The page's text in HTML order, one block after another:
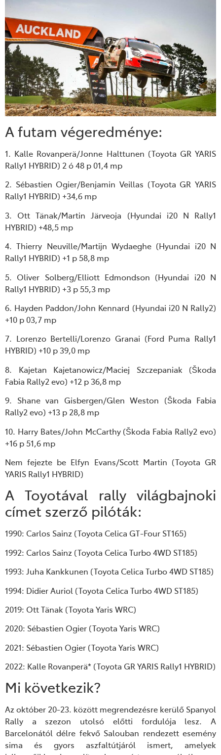
A futam végeredménye:
1. Kalle Rovanperä/Jonne Halttunen (Toyota GR YARIS
Rally1 HYBRID) 2 ó 48 p 01,4 mp
2. Sébastien Ogier/Benjamin Veillas (Toyota GR YARIS
Rally1 HYBRID) +34,6 mp
3. Ott Tänak/Martin Järveoja (Hyundai i20 N Rally1
HYBRID) +48,5 mp
4. Thierry Neuville/Martijn Wydaeghe (Hyundai i20 N
Rally1 HYBRID) +1 p 58,8 mp
5. Oliver Solberg/Elliott Edmondson (Hyundai i20 N
Rally1 HYBRID) +3 p 55,3 mp
6. Hayden Paddon/John Kennard (Hyundai i20 N Rally2)
+10 p 03,7 mp
7. Lorenzo Bertelli/Lorenzo Granai (Ford Puma Rally1
HYBRID) +10 p 39,0 mp
8. Kajetan Kajetanowicz/Maciej Szczepaniak (Škoda
Fabia Rally2 evo) +12 p 36,8 mp
9. Shane van Gisbergen/Glen Weston (Škoda Fabia
Rally2 evo) +13 p 28,8 mp
10. Harry Bates/John McCarthy (Škoda Fabia Rally2 evo)
+16 p 51,6 mp
Nem fejezte be Elfyn Evans/Scott Martin (Toyota GR
YARIS Rally1 HYBRID)
A Toyotával rally világbajnoki
címet szerző pilóták:
1990: Carlos Sainz (Toyota Celica GT-Four ST165)
1992: Carlos Sainz (Toyota Celica Turbo 4WD ST185)
1993: Juha Kankkunen (Toyota Celica Turbo 4WD ST185)
1994: Didier Auriol (Toyota Celica Turbo 4WD ST185)
2019: Ott Tänak (Toyota Yaris WRC)
2020: Sébastien Ogier (Toyota Yaris WRC)
2021: Sébastien Ogier (Toyota Yaris WRC)
2022: Kalle Rovanperä* (Toyota GR YARIS Rally1 HYBRID)
Mi következik?
Az október 20-23. között megrendezésre kerülő Spanyol
Rally a szezon utolsó előtti fordulója lesz. A
Barcelonától délre fekvő Salouban rendezett esemény
sima és gyors aszfaltútjáról ismert, amelyek